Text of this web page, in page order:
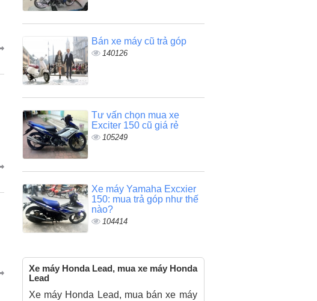
Bán xe máy cũ trả góp
140126
Tư vấn chọn mua xe
Exciter 150 cũ giá rẻ
105249
Xe máy Yamaha Excxier
150: mua trả góp như thế
nào?
104414
Xe máy Honda Lead, mua xe máy Honda
Lead
Xe máy Honda Lead, mua bán xe máy